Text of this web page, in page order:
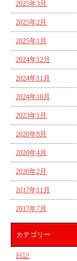
2025年3月
2025年2月
2025年1月
2024年12月
2024年11月
2024年10月
2023年1月
2020年8月
2020年4月
2020年2月
2017年11月
2017年7月
カテゴリー
日記